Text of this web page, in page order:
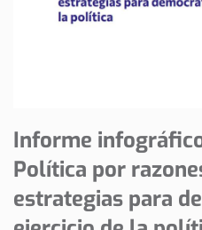
Informe
Política por
estrategias para